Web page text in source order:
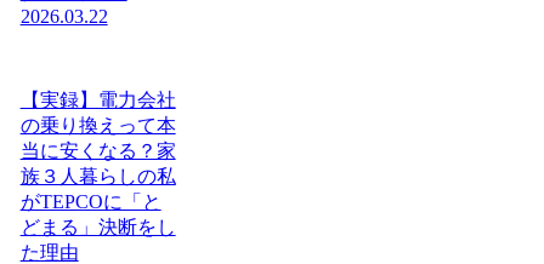
2026.03.22
【実録】電力会社
の乗り換えって本
当に安くなる？家
族３人暮らしの私
がTEPCOに「と
どまる」決断をし
た理由